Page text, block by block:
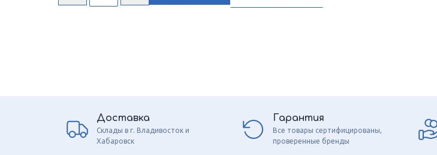
Доставка
Склады в г. Владивосток и
Хабаровск
Гарантия
Все товары сертифицированы,
проверенные бренды